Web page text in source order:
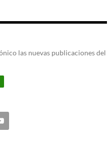
las nuevas publicaciones del